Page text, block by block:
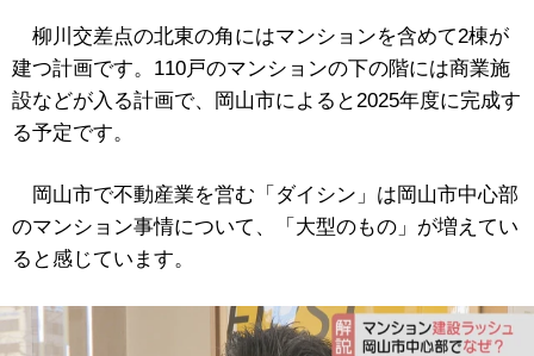
柳川交差点の北東の角にはマンションを含めて2棟が
建つ計画です。110戸のマンションの下の階には商業施
設などが入る計画で、岡山市によると2025年度に完成す
る予定です。
岡山市で不動産業を営む「ダイシン」は岡山市中心部
のマンション事情について、「大型のもの」が増えてい
ると感じています。